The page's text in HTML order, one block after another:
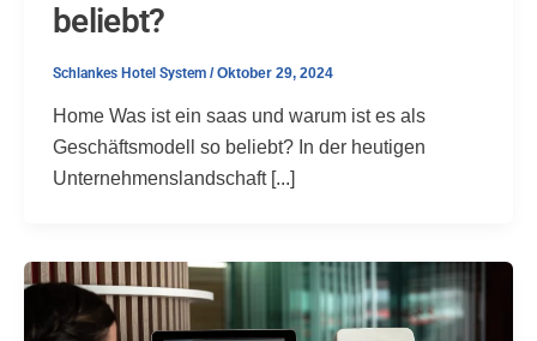
beliebt?
Schlankes Hotel System /Oktober 29, 2024
Home Was ist ein saas und warum ist es als
Geschäftsmodell so beliebt? In der heutigen
Unternehmenslandschaft [...]